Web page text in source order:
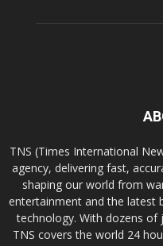
TNS (Times International
agency, delivering fast,
shaping our world from
entertainment and the latest
technology. With dozens of
TNS covers the world 24